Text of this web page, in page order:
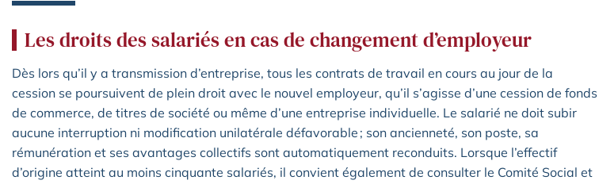
Les droits des salariés en cas de changement d’employeur
Dès lors qu’il y a transmission d’entreprise, tous les contrats de travail en cours au jour de la
cession se poursuivent de plein droit avec le nouvel employeur, qu’il s’agisse d’une cession de fonds
de commerce, de titres de société ou même d’une entreprise individuelle. Le salarié ne doit subir
aucune interruption ni modification unilatérale défavorable ; son ancienneté, son poste, sa
rémunération et ses avantages collectifs sont automatiquement reconduits. Lorsque l’effectif
d’origine atteint au moins cinquante salariés, il convient également de consulter le Comité Social et